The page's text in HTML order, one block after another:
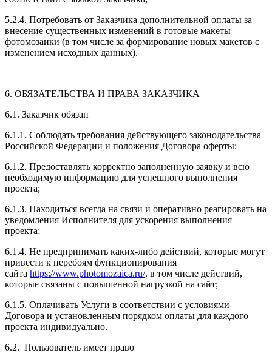
5.2.4. Потребовать от Заказчика дополнительной оплаты за
внесение существенных изменений в готовые макеты
фотомозаики (в том числе за формирование новых макетов с
изменением исходных данных).
6. ОБЯЗАТЕЛЬСТВА И ПРАВА ЗАКАЗЧИКА
6.1. Заказчик обязан
6.1.1. Соблюдать требования действующего законодательства
Российской Федерации и положения Договора оферты;
6.1.2. Предоставлять корректно заполненную заявку и всю
необходимую информацию для успешного выполнения
проекта;
6.1.3. Находиться всегда на связи и оперативно реагировать на
уведомления Исполнителя для ускорения выполнения
проекта;
6.1.4. Не предпринимать каких-либо действий, которые могут
привести к перебоям функционирования
сайта https://www.photomozaica.ru/, в том числе действий,
которые связаны с повышенной нагрузкой на сайт;
6.1.5. Оплачивать Услуги в соответствии с условиями
Договора и установленным порядком оплаты для каждого
проекта индивидуально.
6.2. Пользователь имеет право